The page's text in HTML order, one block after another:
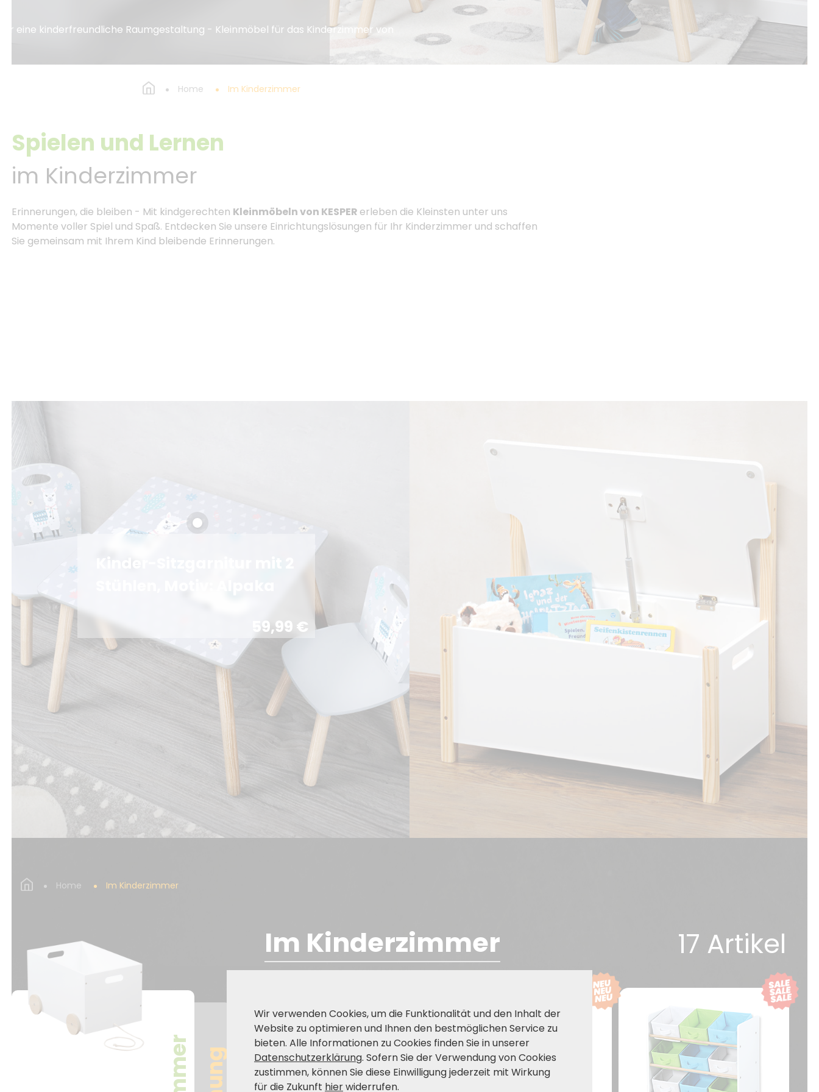
eine kinderfreundliche Raumgestaltung - Kleinmöbel für das Kinderzimmer von
Home Im Kinderzimmer
Spielen und Lernen
im Kinderzimmer
Erinnerungen, die bleiben - Mit kindgerechten Kleinmöbeln von KESPER erleben die Kleinsten unter uns
Momente voller Spiel und Spaß. Entdecken Sie unsere Einrichtungslösungen für Ihr Kinderzimmer und schaffen
Sie gemeinsam mit Ihrem Kind bleibende Erinnerungen.
59,99 €
Home Im Kinderzimmer
Im Kinderzimmer 17 Artikel
Wir verwenden Cookies, um die Funktionalität und den Inhalt der
Website zu optimieren und Ihnen den bestmöglichen Service zu
bieten. Alle Informationen zu Cookies finden Sie in unserer
Datenschutzerklärung. Sofern Sie der Verwendung von Cookies
zustimmen, können Sie diese Einwilligung jederzeit mit Wirkung
für die Zukunft hierwiderrufen.